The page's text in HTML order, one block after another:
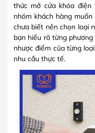
thức mở cửa khóa
nhóm khách hàng
chưa biết nên chọn loại
bạn hiểu rõ từng
nhược điểm của từng
nhu cầu thực tế.